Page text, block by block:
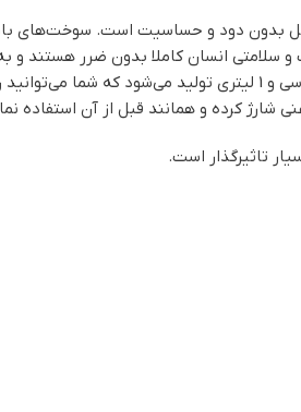
دود و حساسیت است. سوخت‌های
و سلامتی انسان کاملا بدون ضرر
است. این روغن‌ها در رنگ‌های متنوعی نظیر قرمز، آبی، سبز، نارنجی، صورتی، زرد، بنفش
کرده و همانند قبل از آن استفاده
تاثیرگذار است.